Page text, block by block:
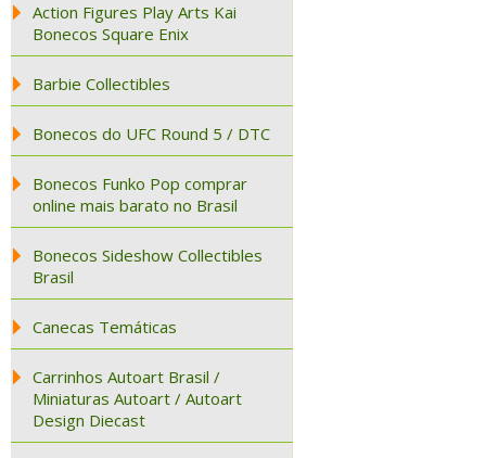
Action Figures Play Arts Kai
Bonecos Square Enix
Barbie Collectibles
Bonecos do UFC Round 5 / DTC
Bonecos Funko Pop comprar
online mais barato no Brasil
Bonecos Sideshow Collectibles
Brasil
Canecas Temáticas
Carrinhos Autoart Brasil /
Miniaturas Autoart / Autoart
Design Diecast